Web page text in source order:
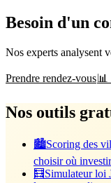
Besoin d'un
Nos experts analysent
Prendre rendez-vous📊
Nos outils
🏙️Scoring des
choisir où
🧮Simulateur loi